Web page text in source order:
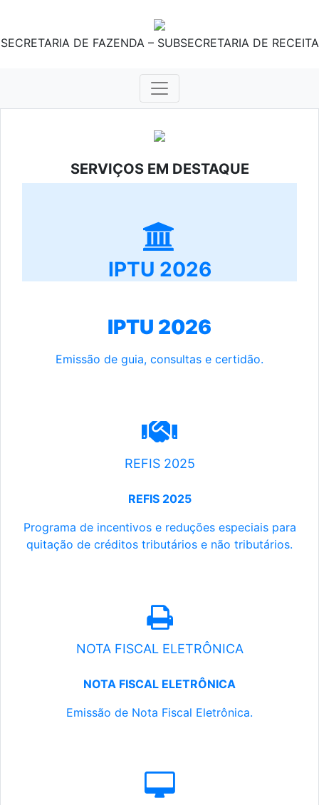
SECRETARIA DE FAZENDA – SUBSECRETARIA DE RECEITA
SERVIÇOS EM DESTAQUE
IPTU 2026
IPTU 2026
Emissão de guia, consultas e certidão.
REFIS 2025
REFIS 2025
Programa de incentivos e reduções especiais para
quitação de créditos tributários e não tributários.
NOTA FISCAL ELETRÔNICA
NOTA FISCAL ELETRÔNICA
Emissão de Nota Fiscal Eletrônica.